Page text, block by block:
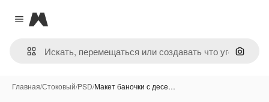
Close menu
Magnific
Поиск
Главная/Стоковый/PSD/Макет баночки с десе…